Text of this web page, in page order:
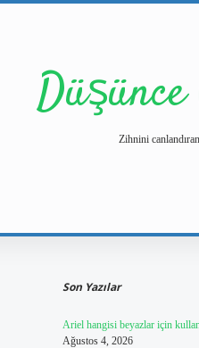
Zihnini
Son Yazılar
Ariel hangisi beyazlar için
Ağustos 4, 2026